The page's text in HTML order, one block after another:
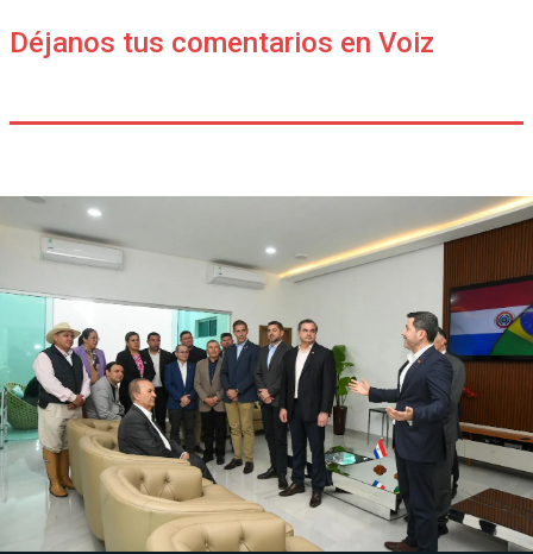
Déjanos tus comentarios en Voiz